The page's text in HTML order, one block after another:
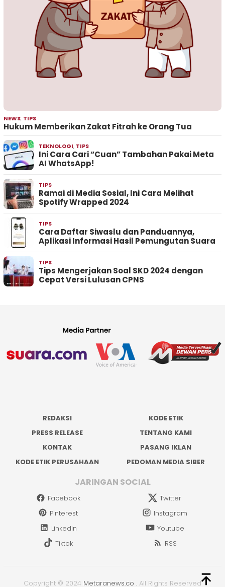
NEWS, TIPS
Hukum Memberikan Zakat Fitrah ke Orang Tua
TEKNOLOGI, TIPS
Ini Cara Cari “Cuan” Tambahan Pakai Meta
AI WhatsApp!
TIPS
Ramai di Media Sosial, Ini Cara Melihat
Spotify Wrapped 2024
TIPS
Cara Daftar Siwaslu dan Panduannya,
Aplikasi Informasi Hasil Pemungutan Suara
TIPS
Tips Mengerjakan Soal SKD 2024 dengan
Cepat Versi Lulusan CPNS
REDAKSI
KODE ETIK
PRESS RELEASE
TENTANG KAMI
KONTAK
PASANG IKLAN
KODE ETIK PERUSAHAAN
PEDOMAN MEDIA SIBER
JARINGAN SOCIAL
Facebook
Twitter
Pinterest
Instagram
Linkedin
Youtube
Tiktok
RSS
Copyright © 2024 Metaranews.co . All Rights Reserved